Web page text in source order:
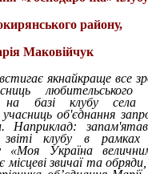
району,
Маковійчук
якнайкраще все
любительського
на базі клубу села
об'єднання
Наприклад:
клубу в рамках
«Моя Україна
місцеві звичаї та